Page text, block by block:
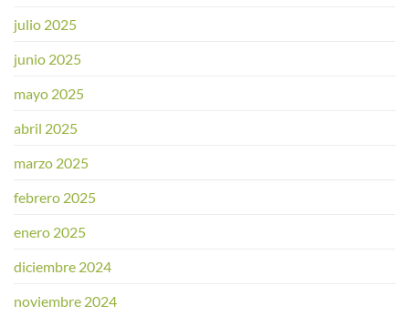
julio 2025
junio 2025
mayo 2025
abril 2025
marzo 2025
febrero 2025
enero 2025
diciembre 2024
noviembre 2024